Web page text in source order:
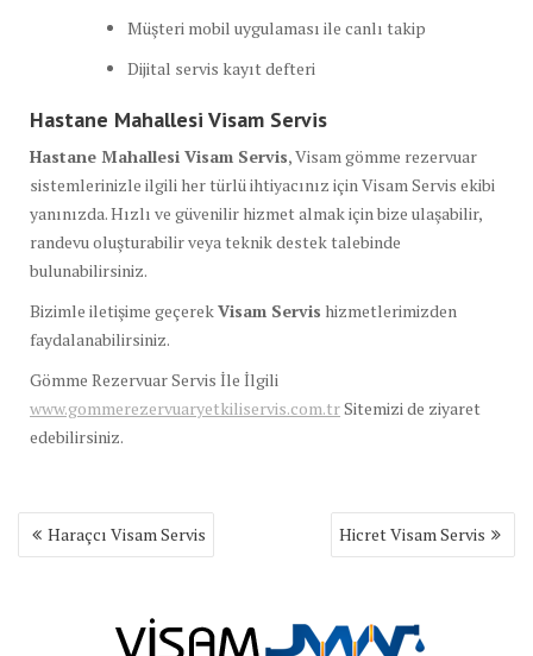
Müşteri mobil uygulaması ile canlı takip
Dijital servis kayıt defteri
Hastane Mahallesi Visam Servis
Hastane Mahallesi Visam Servis, Visam gömme rezervuar
sistemlerinizle ilgili her türlü ihtiyacınız için Visam Servis ekibi
yanınızda. Hızlı ve güvenilir hizmet almak için bize ulaşabilir,
randevu oluşturabilir veya teknik destek talebinde
bulunabilirsiniz.
Bizimle iletişime geçerekVisam Servis hizmetlerimizden
faydalanabilirsiniz.
Gömme Rezervuar Servis İle İlgili
www.gommerezervuaryetkiliservis.com.trSitemizi de ziyaret
edebilirsiniz.
Yazı
gezinmesi
Haraçcı Visam Servis Hicret Visam Servis